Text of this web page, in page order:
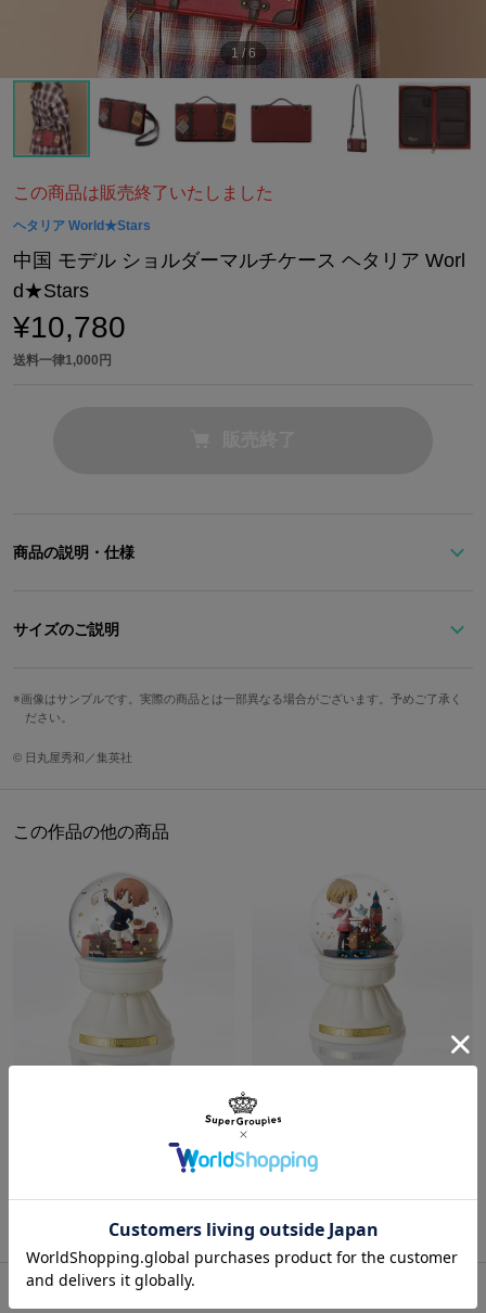
1/6
この商品は販売終了いたしました
ヘタリア World★Stars
中国 モデル ショルダーマルチケース ヘタリア Worl
d★Stars
¥10,780
送料一律1,000円
商品の説明・仕様
フロントにあしらったステッカー風のタグは、パンダやオンライン
内側のポケットにあしらった桃まんをモチーフにした「China」の
文字がポイント！
※この商品を使用した際の貴重品紛失等については、一切の責任を負いかねま
原産国／ 中国
素材／ 本体：合成皮革（ポリウレタン） 裏地：ポリエステル100% 金具：
サイズのご説明
高さ 幅 奥行 持ち手
最長
重さ
12cm 22cm
サイズガイドページはこちら
画像はサンプルです。実際の商品とは一部異なる場合がございます。予めご了承く
ださい。
© 日丸屋秀和／集英社
この作品の他の商品
イタリア モデル スノードーム ヘタリア World★Stars
¥10,780
商品をもっと見る